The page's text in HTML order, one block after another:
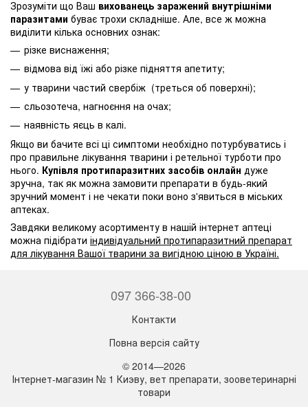
Зрозуміти що Ваш вихованець заражений внутрішніми
паразитами буває трохи складніше. Але, все ж можна
виділити кілька основних ознак:
різке виснаження;
відмова від їжі або різке підняття апетиту;
у тварини частий свербіж (треться об поверхні);
сльозотеча, нагноєння на очах;
наявність яєць в калі.
Якщо ви бачите всі ці симптоми необхідно потурбуватись і
про правильне лікування тварини і ретельної турботи про
нього. Купівля протипаразитних засобів онлайн дуже
зручна, так як можна замовити препарати в будь-який
зручний момент і не чекати поки воно з'явиться в міських
аптеках.
Завдяки великому асортименту в нашій інтернет аптеці
можна підібрати індивідуальний протипаразитний препарат
для лікування Вашої тварини за вигідною ціною в Україні.
097 366-38-00
Контакти
Повна версія сайту
© 2014—2026
Інтернет-магазин № 1 Киэву, вет препарати, зооветеринарні
товари